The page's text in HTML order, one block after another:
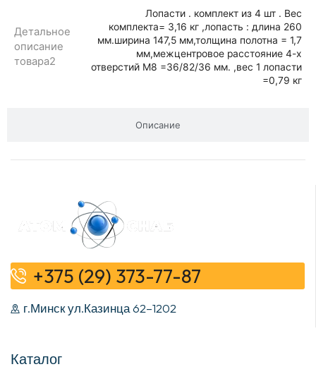
Описание
Детальное
описание
товара2
Лопасти . комплект из 4 шт . Вес
комплекта= 3,16 кг ,лопасть : длина 260
мм.ширина 147,5 мм,толщина полотна = 1,7
мм,межцентровое расстояние 4-х
отверстий М8 =36/82/36 мм. ,вес 1 лопасти
=0,79 кг
+375 (29) 373-77-87
г.Минск ул.Казинца 62–1202
Каталог